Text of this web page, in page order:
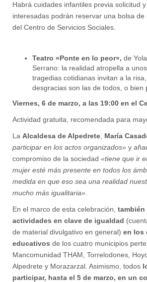
Habrá cuidades infantiles previa solicitud
interesadas podrán reservar una bolsa
del Centro de Servicios Sociales.
Teatro «Ponte en lo peor», de
Serrano: la realidad atropella a
tragedias cotidianas invitan a la
desgracias son las de todos, o bien
Viernes, 6 de marzo, a las 19:00 en el
Actividad gratuita, recomendada para
La Alcaldesa de Alpedrete María
participar en los actos organizados» y
compromiso de la sociedad «tiene que ir
mujer esté más presente en todos los
medida en que eso sea una realidad
mucho más igualitaria»
En el marco de esta celebración, también
actividades en clave de igualdad
de material divulgativo en general) en los
educativos de los cuatro municipios
Mancomunidad THAM, Torrelodones,
Alpedrete y Morazarzal. Asimismo, todos
participar, hasta el 5 de marzo, en un